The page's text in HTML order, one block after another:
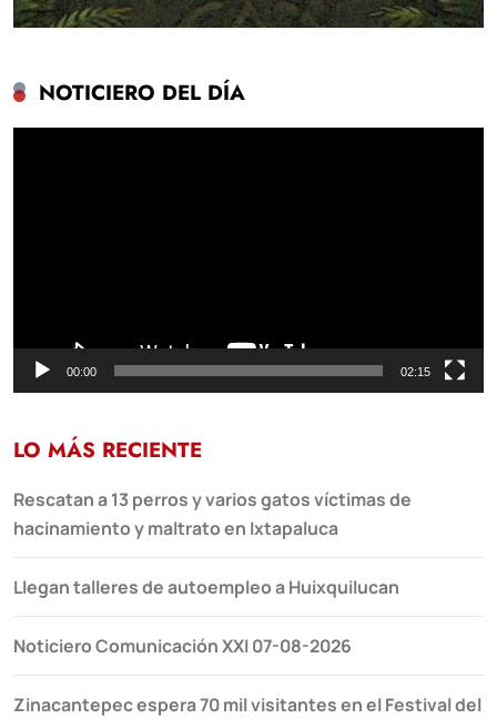
NOTICIERO DEL DÍA
00:00 02:15
LO MÁS RECIENTE
Rescatan a 13 perros y varios gatos víctimas de
hacinamiento y maltrato en Ixtapaluca
Llegan talleres de autoempleo a Huixquilucan
Noticiero Comunicación XXI 07-08-2026
Zinacantepec espera 70 mil visitantes en el Festival del